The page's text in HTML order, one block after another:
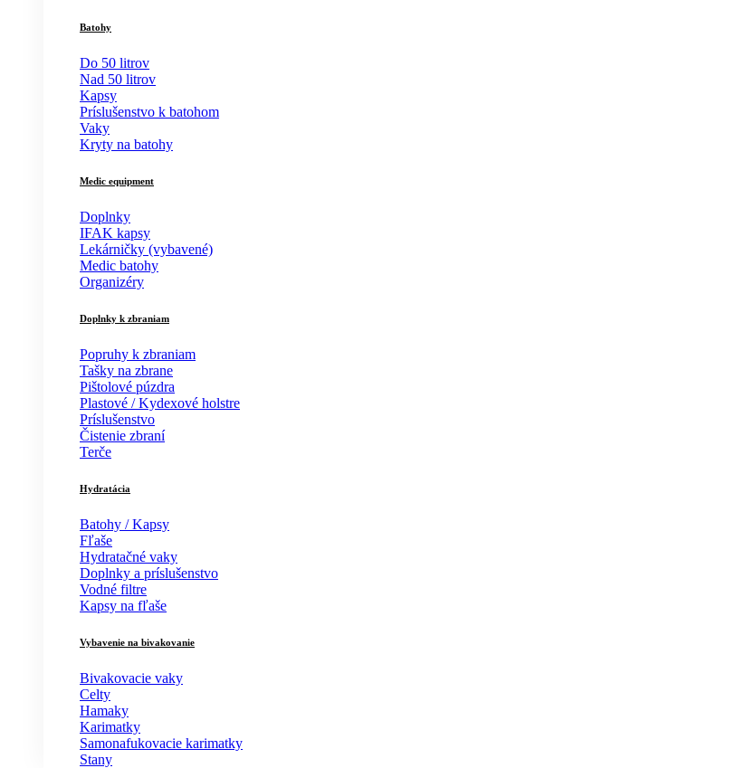
Batohy
Do 50 litrov
Nad 50 litrov
Kapsy
Príslušenstvo k batohom
Vaky
Kryty na batohy
Medic equipment
Doplnky
IFAK kapsy
Lekárničky (vybavené)
Medic batohy
Organizéry
Doplnky k zbraniam
Popruhy k zbraniam
Tašky na zbrane
Pištolové púzdra
Plastové / Kydexové holstre
Príslušenstvo
Čistenie zbraní
Terče
Hydratácia
Batohy / Kapsy
Fľaše
Hydratačné vaky
Doplnky a príslušenstvo
Vodné filtre
Kapsy na fľaše
Vybavenie na bivakovanie
Bivakovacie vaky
Celty
Hamaky
Karimatky
Samonafukovacie karimatky
Stany